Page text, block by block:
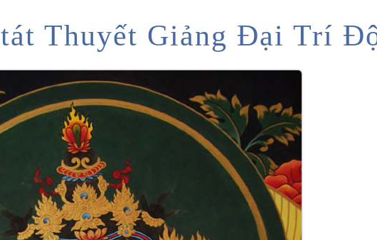
tát Thuyết Giảng Đại Trí